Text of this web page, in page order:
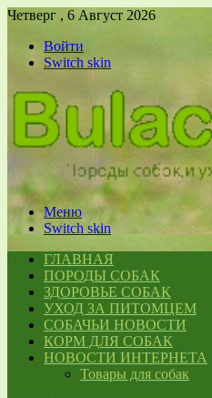
Четверг , 6 Август 2026
Войти
Switch skin
Меню
Switch skin
ГЛАВНАЯ
ПОРОДЫ СОБАК
ЗДОРОВЬЕ СОБАК
УХОД ЗА ПИТОМЦЕМ
СОБАЧЬИ НОВОСТИ
КОРМ ДЛЯ СОБАК
НОВОСТИ ИНТЕРНЕТА
Товары для собак